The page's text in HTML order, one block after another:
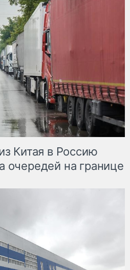
Китая в Россию
очередей на границе